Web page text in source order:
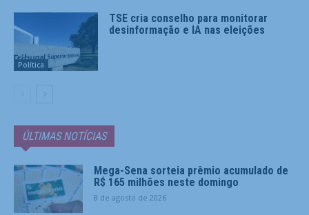
Política
TSE cria conselho para monitorar
desinformação e IA nas eleições
ÚLTIMAS NOTÍCIAS
Mega-Sena sorteia prêmio acumulado de
R$ 165 milhões neste domingo
8 de agosto de 2026